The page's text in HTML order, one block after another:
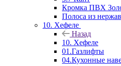
Кромка ПВХ
Полоса из
10. Хефеле
Назад
10. Хефеле
01.Газлифты
04.Кухонные